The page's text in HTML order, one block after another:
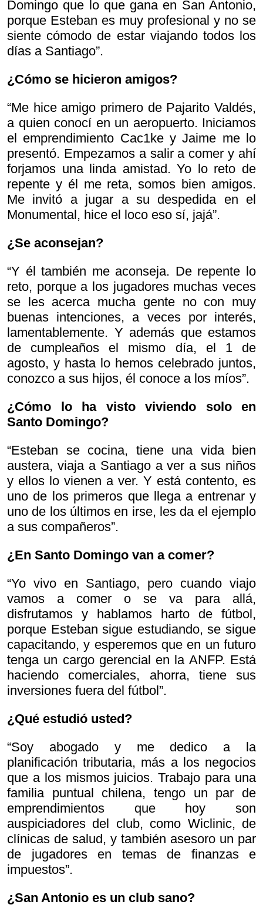
Domingo que lo que gana en San Antonio,
porque Esteban es muy profesional y no se
siente cómodo de estar viajando todos los
días a Santiago”.
¿Cómo se hicieron amigos?
“Me hice amigo primero de Pajarito Valdés,
a quien conocí en un aeropuerto. Iniciamos
el emprendimiento Cac1ke y Jaime me lo
presentó. Empezamos a salir a comer y ahí
forjamos una linda amistad. Yo lo reto de
repente y él me reta, somos bien amigos.
Me invitó a jugar a su despedida en el
Monumental, hice el loco eso sí, jajá”.
¿Se aconsejan?
“Y él también me aconseja. De repente lo
reto, porque a los jugadores muchas veces
se les acerca mucha gente no con muy
buenas intenciones, a veces por interés,
lamentablemente. Y además que estamos
de cumpleaños el mismo día, el 1 de
agosto, y hasta lo hemos celebrado juntos,
conozco a sus hijos, él conoce a los míos”.
¿Cómo lo ha visto viviendo solo en
Santo Domingo?
“Esteban se cocina, tiene una vida bien
austera, viaja a Santiago a ver a sus niños
y ellos lo vienen a ver. Y está contento, es
uno de los primeros que llega a entrenar y
uno de los últimos en irse, les da el ejemplo
a sus compañeros”.
¿En Santo Domingo van a comer?
“Yo vivo en Santiago, pero cuando viajo
vamos a comer o se va para allá,
disfrutamos y hablamos harto de fútbol,
porque Esteban sigue estudiando, se sigue
capacitando, y esperemos que en un futuro
tenga un cargo gerencial en la ANFP. Está
haciendo comerciales, ahorra, tiene sus
inversiones fuera del fútbol”.
¿Qué estudió usted?
“Soy abogado y me dedico a la
planificación tributaria, más a los negocios
que a los mismos juicios. Trabajo para una
familia puntual chilena, tengo un par de
emprendimientos que hoy son
auspiciadores del club, como Wiclinic, de
clínicas de salud, y también asesoro un par
de jugadores en temas de finanzas e
impuestos”.
¿San Antonio es un club sano?